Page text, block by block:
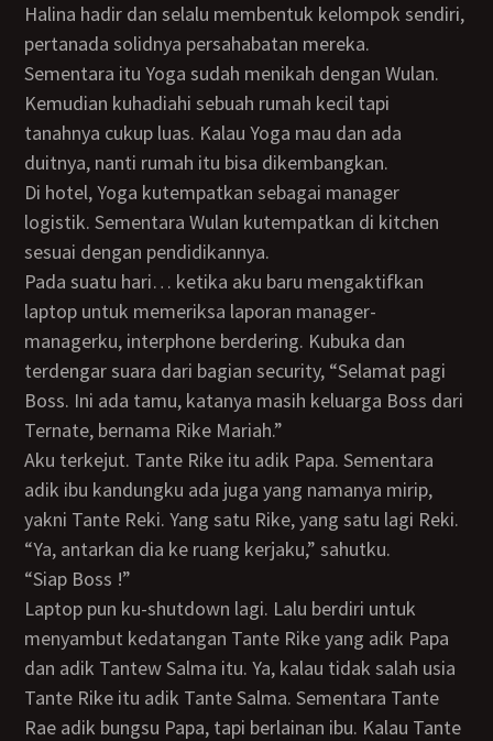
Halina hadir dan selalu membentuk kelompok sendiri,
pertanada solidnya persahabatan mereka.
Sementara itu Yoga sudah menikah dengan Wulan.
Kemudian kuhadiahi sebuah rumah kecil tapi
tanahnya cukup luas. Kalau Yoga mau dan ada
duitnya, nanti rumah itu bisa dikembangkan.
Di hotel, Yoga kutempatkan sebagai manager
logistik. Sementara Wulan kutempatkan di kitchen
sesuai dengan pendidikannya.
Pada suatu hari… ketika aku baru mengaktifkan
laptop untuk memeriksa laporan manager-
managerku, interphone berdering. Kubuka dan
terdengar suara dari bagian security, “Selamat pagi
Boss. Ini ada tamu, katanya masih keluarga Boss dari
Ternate, bernama Rike Mariah.”
Aku terkejut. Tante Rike itu adik Papa. Sementara
adik ibu kandungku ada juga yang namanya mirip,
yakni Tante Reki. Yang satu Rike, yang satu lagi Reki.
“Ya, antarkan dia ke ruang kerjaku,” sahutku.
“Siap Boss !”
Laptop pun ku-shutdown lagi. Lalu berdiri untuk
menyambut kedatangan Tante Rike yang adik Papa
dan adik Tantew Salma itu. Ya, kalau tidak salah usia
Tante Rike itu adik Tante Salma. Sementara Tante
Rae adik bungsu Papa, tapi berlainan ibu. Kalau Tante